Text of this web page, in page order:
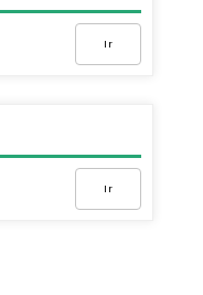
Ir
Ir